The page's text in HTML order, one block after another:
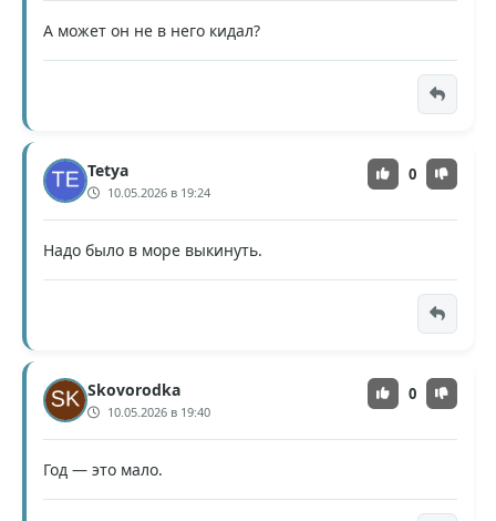
А может он не в него кидал?
Tetya
10.05.2026 в 19:24
0
Надо было в море выкинуть.
Skovorodka
10.05.2026 в 19:40
0
Год — это мало.